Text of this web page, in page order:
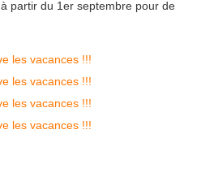
partir du 1er septembre pour de